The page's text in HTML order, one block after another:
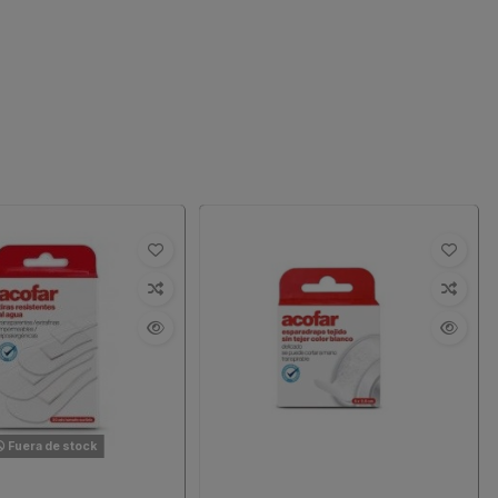
Fuera de stock